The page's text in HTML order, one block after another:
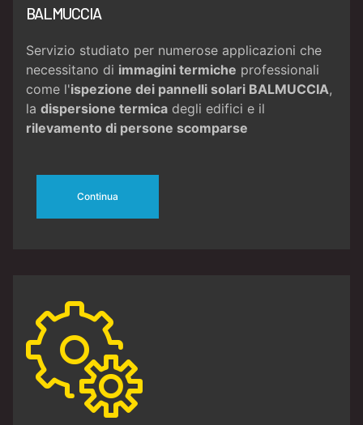
BALMUCCIA
Servizio studiato per numerose applicazioni che
necessitano di immagini termiche professionali
come l'ispezione dei pannelli solari BALMUCCIA,
la dispersione termica degli edifici e il
rilevamento di persone scomparse
Continua